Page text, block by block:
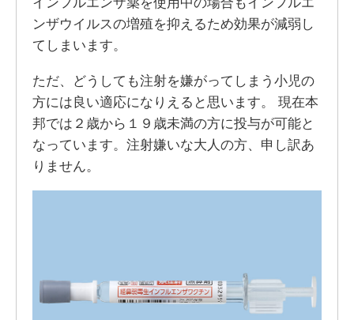
ンザウイルスの増殖を抑えるため効果が減弱し
てしまいます。
ただ、どうしても注射を嫌がってしまう小児の
方には良い適応になりえると思います。 現在本
邦では２歳から１９歳未満の方に投与が可能と
なっています。注射嫌いな大人の方、申し訳あ
りません。